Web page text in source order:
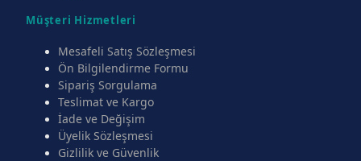
Müşteri Hizmetleri
Mesafeli Satış Sözleşmesi
Ön Bilgilendirme Formu
Sipariş Sorgulama
Teslimat ve Kargo
İade ve Değişim
Üyelik Sözleşmesi
Gizlilik ve Güvenlik